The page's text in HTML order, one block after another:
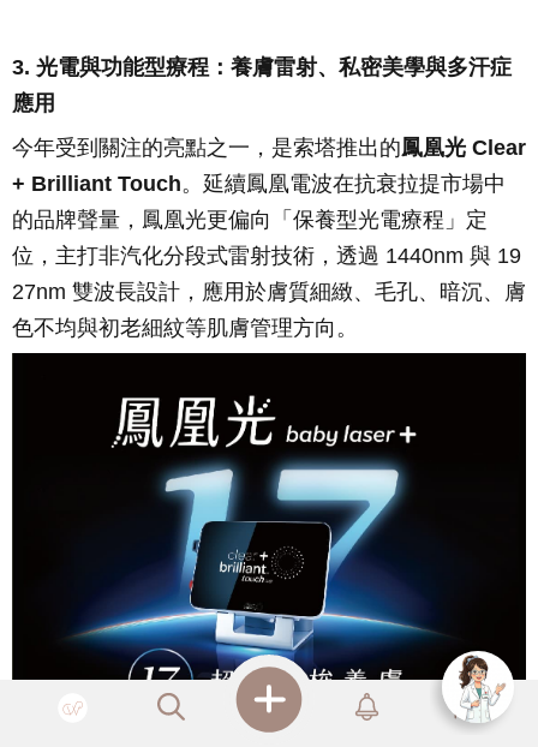
3. 光電與功能型療程：養膚雷射、私密美學與多汗症
應用
今年受到關注的亮點之一，是索塔推出的鳳凰光 Clear
+ Brilliant Touch。延續鳳凰電波在抗衰拉提市場中
的品牌聲量，鳳凰光更偏向「保養型光電療程」定
位，主打非汽化分段式雷射技術，透過 1440nm 與 19
27nm 雙波長設計，應用於膚質細緻、毛孔、暗沉、膚
色不均與初老細紋等肌膚管理方向。